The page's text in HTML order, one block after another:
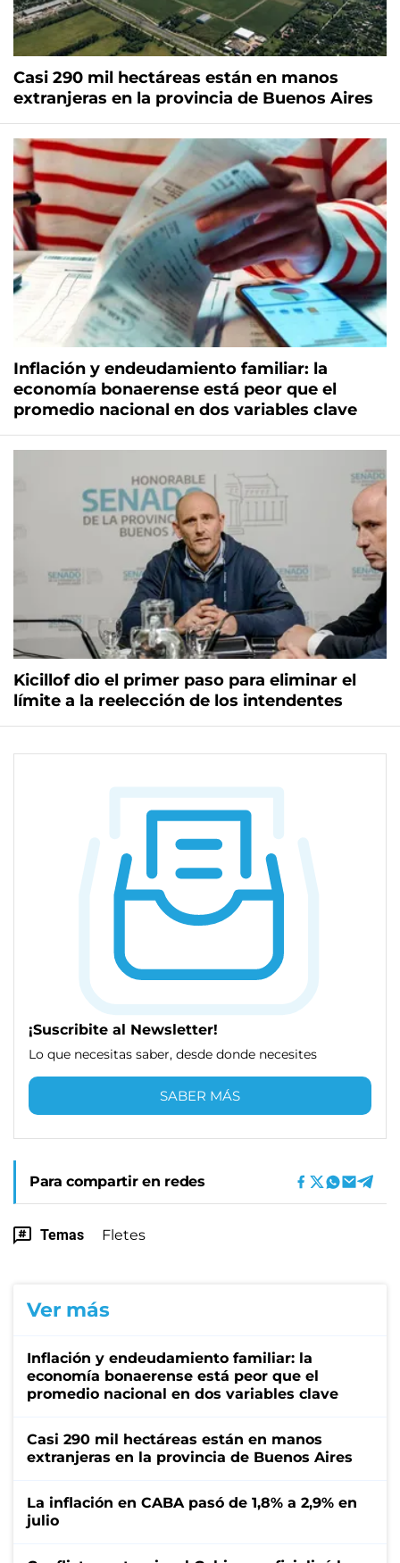
Casi 290 mil hectáreas están en manos
extranjeras en la provincia de Buenos Aires
Inflación y endeudamiento familiar: la
economía bonaerense está peor que el
promedio nacional en dos variables clave
Kicillof dio el primer paso para eliminar el
límite a la reelección de los intendentes
¡Suscribite al Newsletter!
Lo que necesitas saber, desde donde necesites
SABER MÁS
Para compartir en redes
Temas Fletes
Ver más
Inflación y endeudamiento familiar: la
economía bonaerense está peor que el
promedio nacional en dos variables clave
Casi 290 mil hectáreas están en manos
extranjeras en la provincia de Buenos Aires
La inflación en CABA pasó de 1,8% a 2,9% en
julio